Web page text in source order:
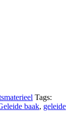
Tags:
baak, geleide